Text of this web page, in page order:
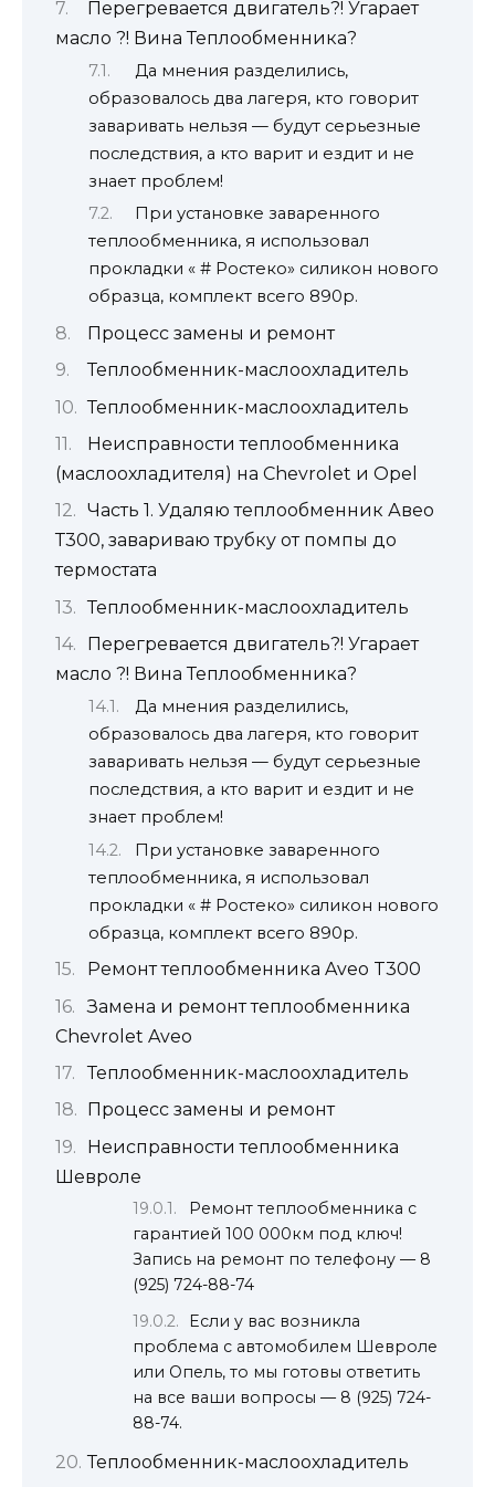
Перегревается двигатель?! Угарает
масло ?! Вина Теплообменника?
Да мнения разделились,
образовалось два лагеря, кто говорит
заваривать нельзя — будут серьезные
последствия, а кто варит и ездит и не
знает проблем!
При установке заваренного
теплообменника, я использовал
прокладки « # Ростеко» силикон нового
образца, комплект всего 890р.
Процесс замены и ремонт
Теплообменник-маслоохладитель
Теплообменник-маслоохладитель
Неисправности теплообменника
(маслоохладителя) на Chevrolet и Opel
Часть 1. Удаляю теплообменник Авео
Т300, завариваю трубку от помпы до
термостата
Теплообменник-маслоохладитель
Перегревается двигатель?! Угарает
масло ?! Вина Теплообменника?
Да мнения разделились,
образовалось два лагеря, кто говорит
заваривать нельзя — будут серьезные
последствия, а кто варит и ездит и не
знает проблем!
При установке заваренного
теплообменника, я использовал
прокладки « # Ростеко» силикон нового
образца, комплект всего 890р.
Ремонт теплообменника Aveo T300
Замена и ремонт теплообменника
Chevrolet Aveo
Теплообменник-маслоохладитель
Процесс замены и ремонт
Неисправности теплообменника
Шевроле
Ремонт теплообменника с
гарантией 100 000км под ключ!
Запись на ремонт по телефону — 8
(925) 724-88-74
Если у вас возникла
проблема с автомобилем Шевроле
или Опель, то мы готовы ответить
на все ваши вопросы — 8 (925) 724-
88-74.
Теплообменник-маслоохладитель